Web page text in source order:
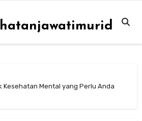
Kesehatan Mental yang Perlu Anda